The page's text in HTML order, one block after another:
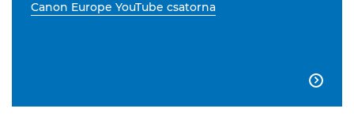
Canon Europe YouTube csatorna
